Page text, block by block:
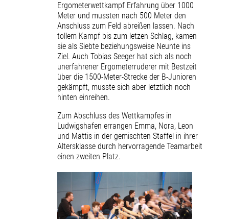
Ergometerwettkampf Erfahrung über 1000
Meter und mussten nach 500 Meter den
Anschluss zum Feld abreißen lassen. Nach
tollem Kampf bis zum letzen Schlag, kamen
sie als Siebte beziehungsweise Neunte ins
Ziel. Auch Tobias Seeger hat sich als noch
unerfahrener Ergometerruderer mit Bestzeit
über die 1500-Meter-Strecke der B-Junioren
gekämpft, musste sich aber letztlich noch
hinten einreihen.
Zum Abschluss des Wettkampfes in
Ludwigshafen errangen Emma, Nora, Leon
und Mattis in der gemischten Staffel in ihrer
Altersklasse durch hervorragende Teamarbeit
einen zweiten Platz.